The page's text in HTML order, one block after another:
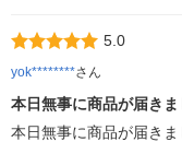
5.0
yok********さん
本日無事に商品が届き
本日無事に商品が届き